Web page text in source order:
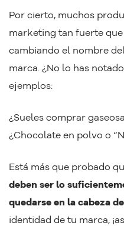
Por cierto, muchos
marketing tan fuerte
cambiando el nombre
marca. ¿No lo has
ejemplos:
¿Sueles comprar
¿Chocolate en polvo o
Está más que probado
deben ser lo
quedarse en la cabeza
identidad de tu marca,